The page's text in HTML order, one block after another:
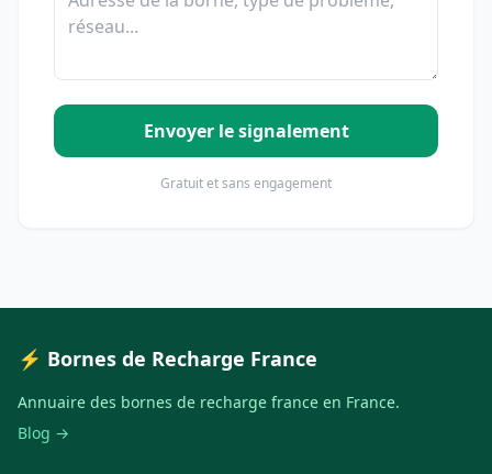
Envoyer le signalement
Gratuit et sans engagement
⚡ Bornes de Recharge France
Annuaire des bornes de recharge france en France.
Blog →